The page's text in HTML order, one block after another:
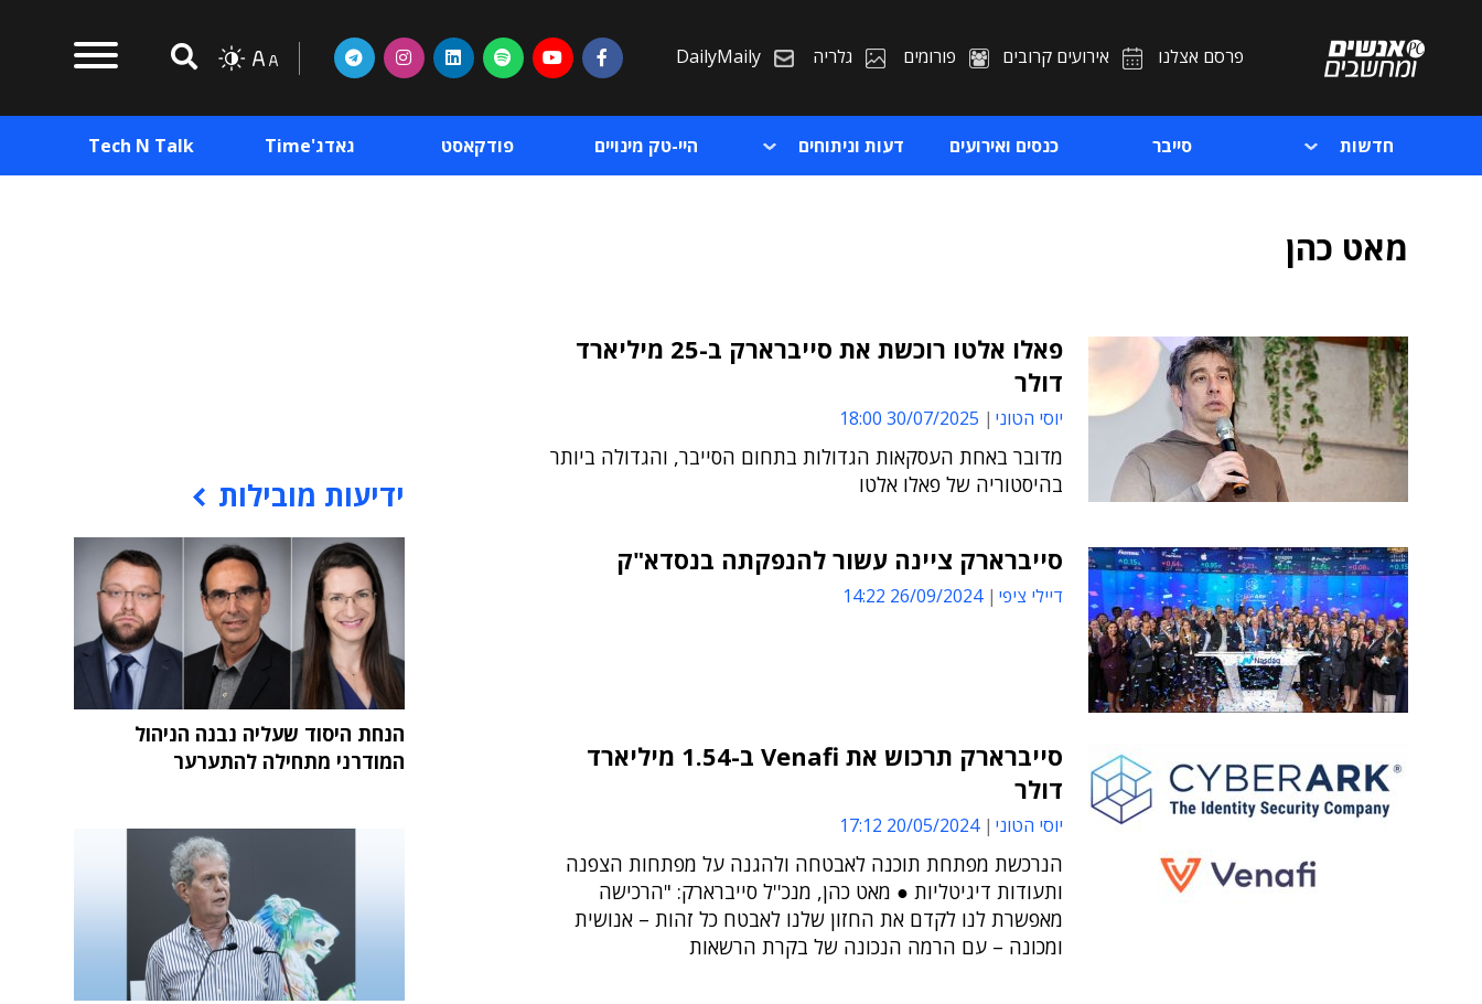
פרסם אצלנו אירועים קרובים פורומים גלריה DailyMaily
חדשות סייבר כנסים ואירועים דעות וניתוחים היי-טק מינויים פודקאסט גאדג'Time Tech N Talk
מאט כהן
פאלו אלטו רוכשת את סייברארק ב-25 מיליארד
דולר
יוסי הטוני 30/07/2025 18:00
מדובר באחת העסקאות הגדולות בתחום הסייבר, והגדולה ביותר
בהיסטוריה של פאלו אלטו
סייברארק ציינה עשור להנפקתה בנסדא"ק
דיילי ציפי 26/09/2024 14:22
סייברארק תרכוש את Venafi ב-1.54 מיליארד
דולר
יוסי הטוני 20/05/2024 17:12
הנרכשת מפתחת תוכנה לאבטחה ולהגנה על מפתחות הצפנה
ותעודות דיגיטליות ● מאט כהן, מנכ''ל סייברארק: "הרכישה
מאפשרת לנו לקדם את החזון שלנו לאבטח כל זהות – אנושית
ומכונה – עם הרמה הנכונה של בקרת הרשאות
ידיעות מובילות
הנחת היסוד שעליה נבנה הניהול
המודרני מתחילה להתערער